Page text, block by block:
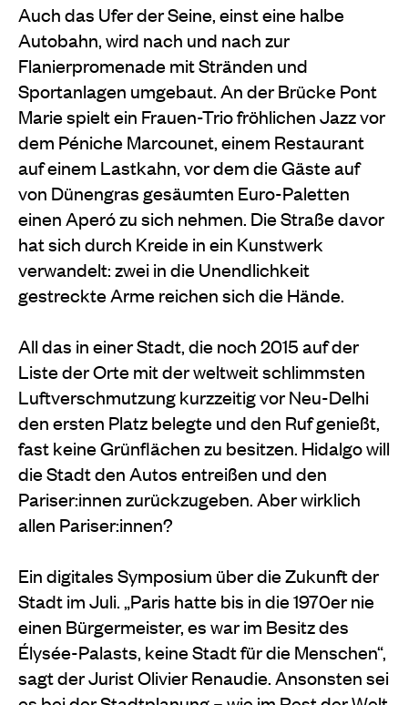
Auch das Ufer der Seine, einst eine halbe
Autobahn, wird nach und nach zur
Flanierpromenade mit Stränden und
Sportanlagen umgebaut. An der Brücke Pont
Marie spielt ein Frauen-Trio fröhlichen Jazz vor
dem Péniche Marcounet, einem Restaurant
auf einem Lastkahn, vor dem die Gäste auf
von Dünengras gesäumten Euro-Paletten
einen Aperó zu sich nehmen. Die Straße davor
hat sich durch Kreide in ein Kunstwerk
verwandelt: zwei in die Unendlichkeit
gestreckte Arme reichen sich die Hände.
All das in einer Stadt, die noch 2015 auf der
Liste der Orte mit der weltweit schlimmsten
Luftverschmutzung kurzzeitig vor Neu-Delhi
den ersten Platz belegte und den Ruf genießt,
fast keine Grünflächen zu besitzen. Hidalgo will
die Stadt den Autos entreißen und den
Pariser:innen zurückzugeben. Aber wirklich
allen Pariser:innen?
Ein digitales Symposium über die Zukunft der
Stadt im Juli. „Paris hatte bis in die 1970er nie
einen Bürgermeister, es war im Besitz des
Élysée-Palasts, keine Stadt für die Menschen“,
sagt der Jurist Olivier Renaudie. Ansonsten sei